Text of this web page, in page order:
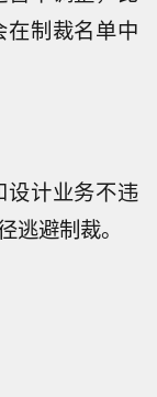
制裁名单中
设计业务不违
逃避制裁。